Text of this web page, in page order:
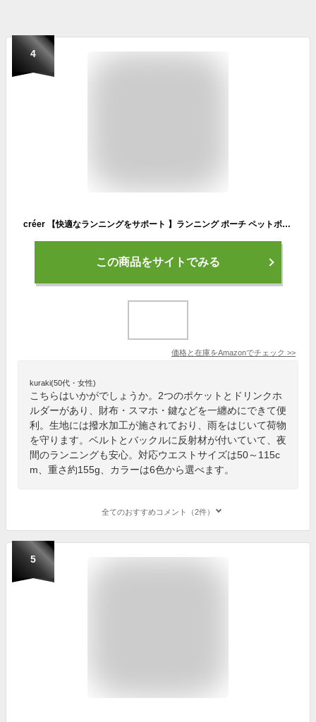
4
créer 【快適なランニングをサポート 】ランニング ポーチ ペットボトル 揺れない 軽量 洗濯可能 男女兼用 マラソン ジョギング ウォーキング
この商品をサイトでみる
価格と在庫をAmazonでチェック >>
kuraki(50代・女性)
こちらはいかがでしょうか。2つのポケットとドリンクホ
ルダーがあり、財布・スマホ・鍵などを一纏めにできて便
利。生地には撥水加工が施されており、雨をはじいて荷物
を守ります。ベルトとバックルに反射材が付いていて、夜
間のランニングも安心。対応ウエストサイズは50～115c
m、重さ約155g、カラーは6色から選べます。
全てのおすすめコメント（2件）
5